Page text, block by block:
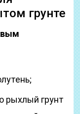
грунте
рыхлый грунт